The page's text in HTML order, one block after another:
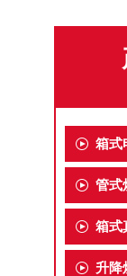
箱式
管式
箱式
升降